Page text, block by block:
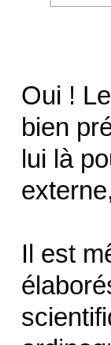
Oui !
bien
lui là
Il est